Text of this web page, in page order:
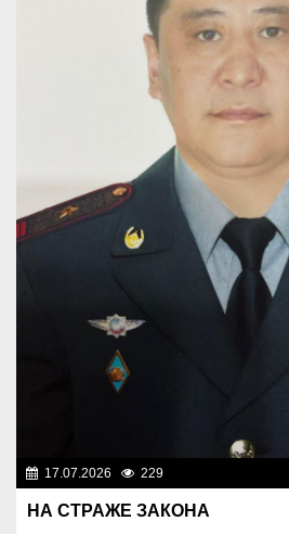
17.07.2026 229
НА СТРАЖЕ ЗАКОНА